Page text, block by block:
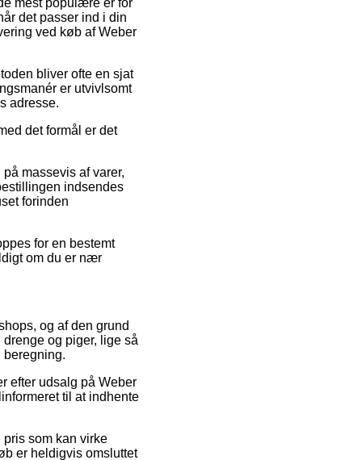
mest populære er for
det passer ind i din
ved køb af Weber
bliver ofte en sjat
er utvivlsomt
adresse.
det formål er det
massevis af varer,
indsendes
forinden
for en bestemt
om du er nær
og af den grund
og piger, lige så
beregning.
efter udsalg på Weber
til at indhente
som kan virke
er heldigvis omsluttet